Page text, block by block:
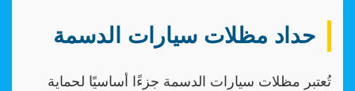
حداد مظلات سيارات الدسمة
تُعتبر مظلات سيارات الدسمة جزءًا أساسيًا لحماية